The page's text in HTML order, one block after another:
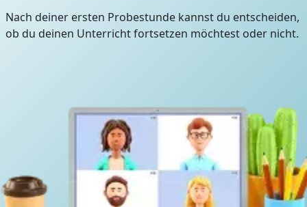
Nach deiner ersten Probestunde kannst du entscheiden,
ob du deinen Unterricht fortsetzen möchtest oder nicht.